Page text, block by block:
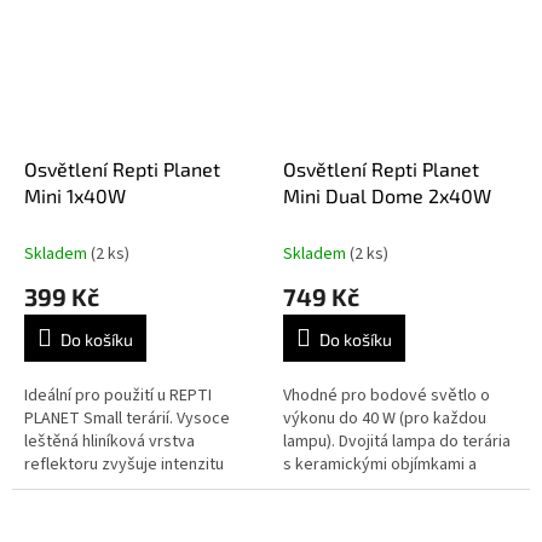
Osvětlení Repti Planet
Mini 1x40W
Skladem (2 ks)
399 Kč
Do košíku
Ideální pro použití u REPTI
PLANET Small terárií. Vysoce
leštěná hliníková vrstva
reflektoru zvyšuje intenzitu
světelného záření, UVB a UVA
Osvětlení Repti Planet
Mini Dual Dome 2x40W
Skladem (2 ks)
749 Kč
Do košíku
Vhodné pro bodové světlo o
výkonu do 40 W (pro každou
lampu). Dvojitá lampa do terária
s keramickými objímkami a
spojeným reflektorem.